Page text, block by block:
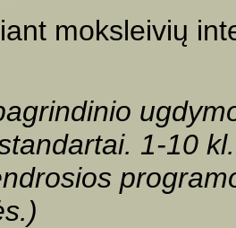
moksleivių
1-10